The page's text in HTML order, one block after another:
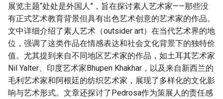
展览主题“处处是外国人”，旨在探讨素人艺术家——那些没
有正式艺术教育背景但具有出色艺术创意的艺术家的作品。
文中详细介绍了素人艺术（outsider art）在当代艺术界的地
位，强调了这类作品在情感表达和社会文化背景下的独特价
值。尤其提到来自不同地区艺术家的作品，如土耳其艺术家
Nil Yalter、印度艺术家Bhupen Khakhar，以及来自新西兰的
毛利艺术家和阿根廷的纺织艺术家，展现了多样化的文化影
响与艺术形式。文章还探讨了Pedrosa作为策展人的责任感